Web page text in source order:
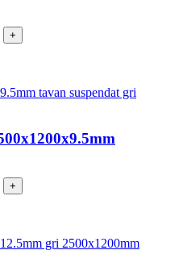
+
+